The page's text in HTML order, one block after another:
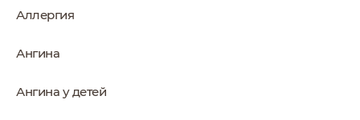
Аллергия
Ангина
Ангина у детей